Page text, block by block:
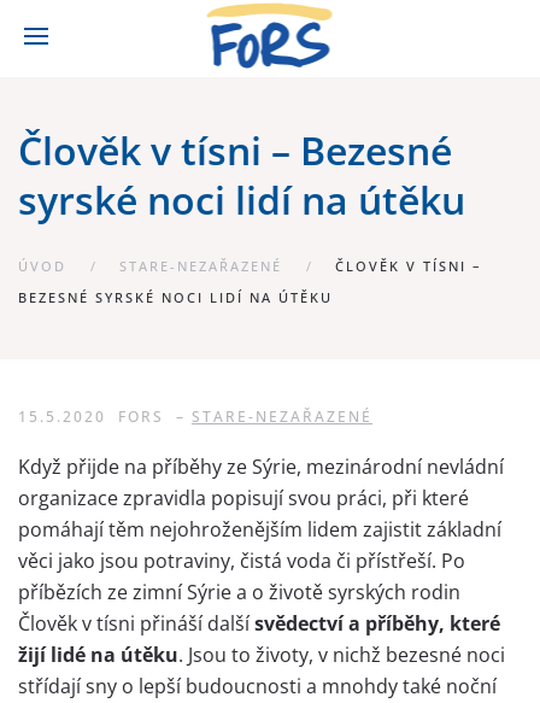
Člověk v tísni – Bezesné
syrské noci lidí na útěku
ÚVOD STARE-NEZAŘAZENÉ
ČLOVĚK V TÍSNI –
BEZESNÉ SYRSKÉ NOCI LIDÍ NA ÚTĚKU
15.5.2020 FORS – STARE-NEZAŘAZENÉ
Když přijde na příběhy ze Sýrie, mezinárodní nevládní
organizace zpravidla popisují svou práci, při které
pomáhají těm nejohroženějším lidem zajistit základní
věci jako jsou potraviny, čistá voda či přístřeší. Po
příbězích ze zimní Sýrie a o životě syrských rodin
Člověk v tísni přináší dalšísvědectví a příběhy, které
žijí lidé na útěku. Jsou to životy, v nichž bezesné noci
střídají sny o lepší budoucnosti a mnohdy také noční